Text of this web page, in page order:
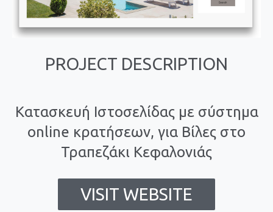
PROJECT DESCRIPTION
Κατασκευή Ιστοσελίδας με σύστημα
online κρατήσεων, για Βίλες στο
Τραπεζάκι Κεφαλονιάς
VISIT WEBSITE